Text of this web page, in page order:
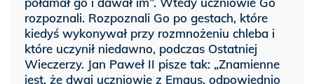
rozpoznali. Rozpoznali Go po gestach, które
kiedyś wykonywał przy rozmnożeniu chleba i
które uczynił niedawno, podczas Ostatniej
Wieczerzy. Jan Paweł II pisze tak: „Znamienne
jest, że dwaj uczniowie z Emaus, odpowiednio